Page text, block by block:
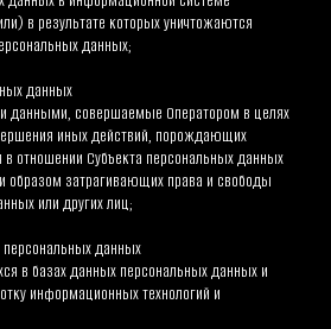
в результате которых уничтожаются
данных;
данных
данными, совершаемые Оператором в целях
иных действий, порождающих
отношении Субъекта персональных данных
образом затрагивающих права и свободы
или других лиц;
данных
в базах данных персональных данных и
информационных технологий и